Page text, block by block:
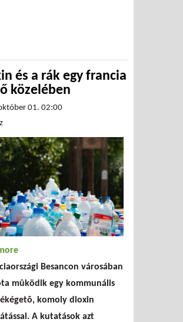
és a rák egy francia
közelében
01. 02:00
francia égető közelében
Besancon városában
mûködik egy kommunális
komoly dioxin
A kutatások azt